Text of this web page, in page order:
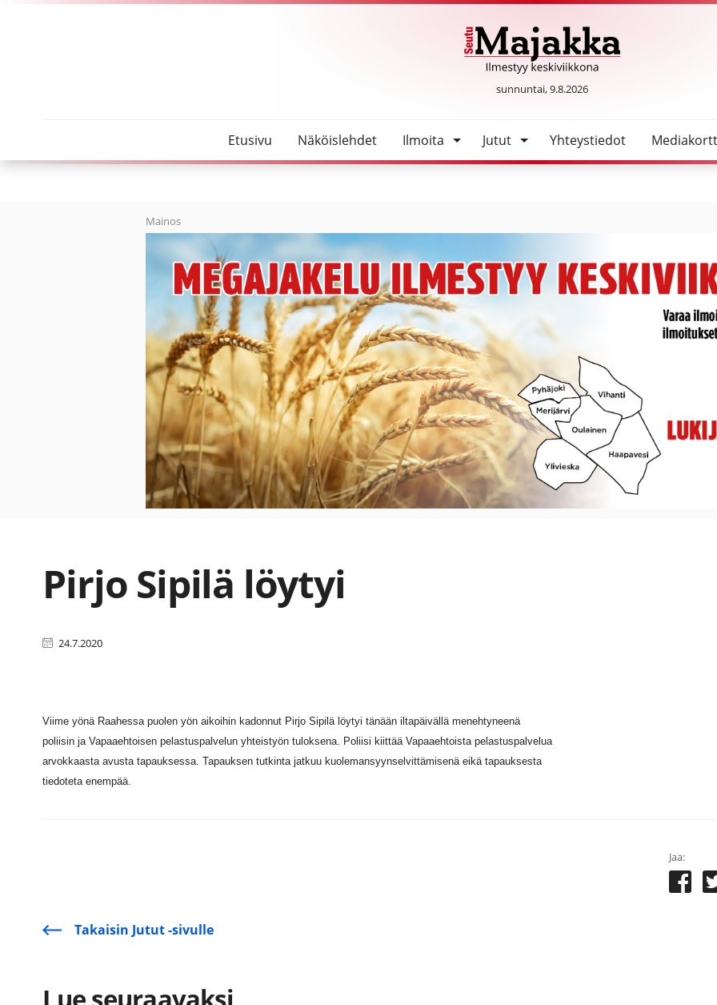
SeutuMajakka
sunnuntai, 9.8.2026
Etusivu Näköislehdet Ilmoita Jutut Yhteystiedot
Mainos
Pirjo Sipilä löytyi
24.7.2020
Viime yönä Raahessa puolen yön aikoihin kadonnut Pirjo Sipilä löytyi tänään iltapäivällä menehtyneenä
poliisin ja Vapaaehtoisen pelastuspalvelun yhteistyön tuloksena. Poliisi kiittää Vapaaehtoista pelastuspalvelua
arvokkaasta avusta tapauksessa. Tapauksen tutkinta jatkuu kuolemansyynselvittämisenä eikä tapauksesta
tiedoteta enempää.
Jaa:
Takaisin Jutut -sivulle